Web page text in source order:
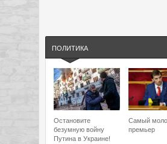
ПОЛИТИКА
Остановите
безумную войну
Путина в Украине!
Самый
премьер